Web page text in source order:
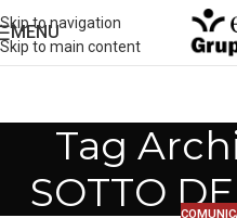
Skip to navigation
Skip to main content
MENU
Tag
SOTTO